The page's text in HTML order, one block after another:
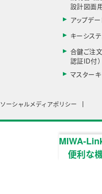
MIWA-
便利な
設計図面
アップデー
キーシス
合鍵ご注
認証ID付）
マスター
ソーシャルメディアポリシー